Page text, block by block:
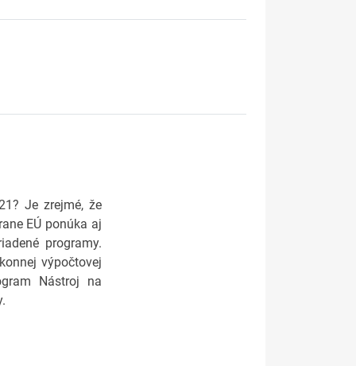
Je zrejmé, že
EÚ ponúka aj
programy.
výpočtovej
Nástroj na